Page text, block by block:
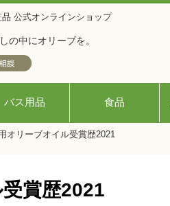
公式オンラインショップ
の中にオリーブを。
バス用品 食品
オリーブオイル受賞歴2021
賞歴2021